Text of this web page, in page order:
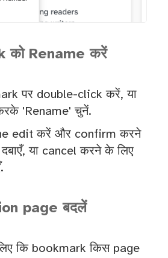
को Rename करें
पर double-click करें, या
'Rename' चुनें.
edit करें और confirm करने
या cancel करने के लिए
page बदलें
कि bookmark किस page